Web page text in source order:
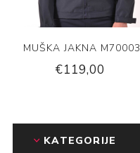
MUŠKA JAKNA M70003
€119,00
KATEGORIJE